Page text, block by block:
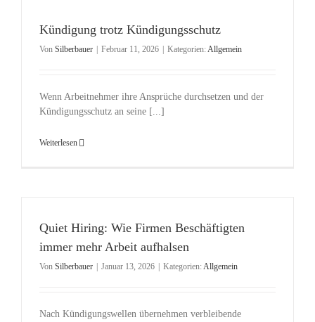
Kündigung trotz Kündigungsschutz
Von Silberbauer Februar 11, 2026 Kategorien:Allgemein
Wenn Arbeitnehmer ihre Ansprüche durchsetzen und der
Kündigungsschutz an seine [...]
Weiterlesen
Quiet Hiring: Wie Firmen Beschäftigten
immer mehr Arbeit aufhalsen
Von Silberbauer Januar 13, 2026 Kategorien:Allgemein
Nach Kündigungswellen übernehmen verbleibende